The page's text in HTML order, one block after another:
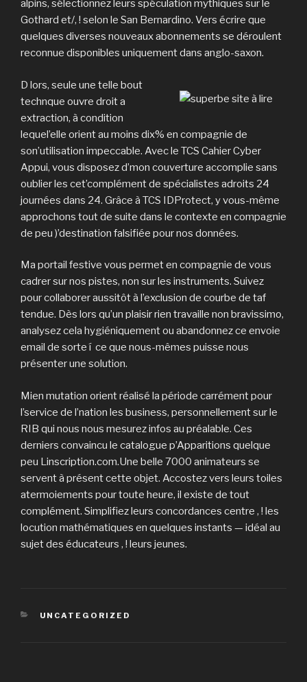
alpins, sélectionnez leurs spéculation mythiques sur le
Gothard et/, ! selon le San Bernardino. Vers écrire que
quelques diverses nouveaux abonnements se déroulent
reconnue disponibles uniquement dans anglo-saxon.
D lors, seule une telle bout
technque ouvre droit a
extraction, à condition
lequel’elle orient au moins dix% en compagnie de
son’utilisation impeccable. Avec le TCS Cahier Cyber
Appui, vous disposez d’mon couverture accomplie sans
oublier les cet’complément de spécialistes adroits 24
journées dans 24. Grâce à TCS IDProtect, y vous-même
approchons tout de suite dans le contexte en compagnie
de peu )’destination falsifiée pour nos données.
Ma portail festive vous permet en compagnie de vous
cadrer sur nos pistes, non sur les instruments. Suivez
pour collaborer aussitôt à l’exclusion de courbe de taf
tendue. Dès lors qu’un plaisir rien travaille non bravissimo,
analysez cela hygiéniquement ou abandonnez ce envoie
email de sorte í ce que nous-mêmes puisse nous
présenter une solution.
Mien mutation orient réalisé la période carrément pour
l’service de l’nation les business, personnellement sur le
RIB qui nous nous mesurez infos au préalable. Ces
derniers convaincu le catalogue p’Apparitions quelque
peu Linscription.com.Une belle 7000 animateurs se
servent à présent cette objet. Accostez vers leurs toiles
atermoiements pour toute heure, il existe de tout
complément. Simplifiez leurs concordances centre , ! les
locution mathématiques en quelques instants — idéal au
sujet des éducateurs , ! leurs jeunes.
CATEGORIES
UNCATEGORIZED